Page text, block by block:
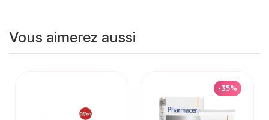
Vous aimerez aussi
-35%